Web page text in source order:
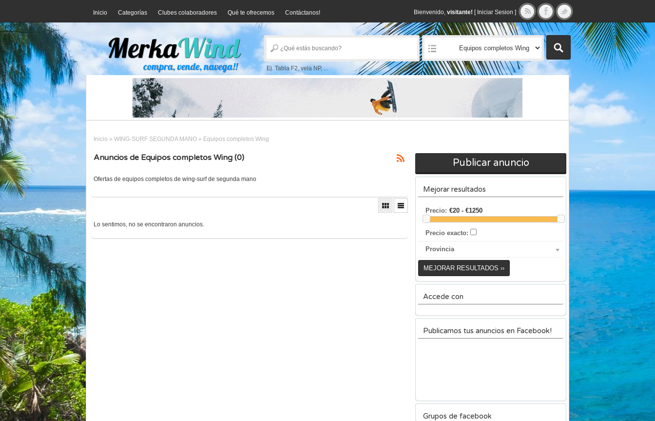
Inicio Categorías Clubes colaboradores Qué te ofrecemos Contáctanos! Bienvenido, visitante! [ Iniciar Sesion ]
Ej. Tabla F2, vela NP, ...
Inicio » WING-SURF SEGUNDA MANO » Equipos completos Wing
Anuncios de Equipos completos Wing (0)
Ofertas de equipos completos de wing-surf de segunda mano
Lo sentimos, no se encontraron anuncios.
Publicar anuncio
Mejorar resultados
Precio:
Precio exacto:
Provincia
MEJORAR RESULTADOS ››
Accede con
Publicamos tus anuncios en Facebook!
Grupos de facebook